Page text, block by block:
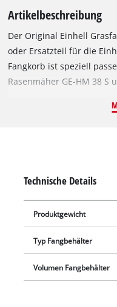
Artikelbeschreibung
Der Original Einhell
oder Ersatzteil für die
Fangkorb ist speziell
Rasenmäher GE-HM 38
beim Mähen eingespart
Lieferung enthält einen
Technische Details
Produktgewicht
Typ Fangbehälter
Volumen Fangbehälter